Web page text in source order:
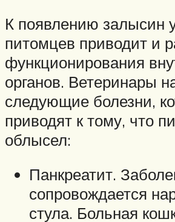
К появлению залысин
питомцев приводит и
функционирования
органов. Ветеринары
следующие болезни,
приводят к тому, что
облысел:
Панкреатит.
сопровождается
стула. Больная